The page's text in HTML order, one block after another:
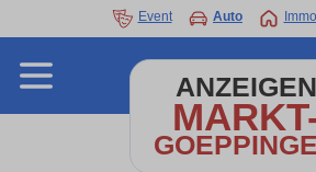
Event Auto Immo
ANZEIGEN